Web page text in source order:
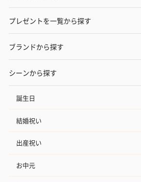
プレゼントを一覧から探す
ブランドから探す
シーンから探す
誕生日
結婚祝い
出産祝い
お中元